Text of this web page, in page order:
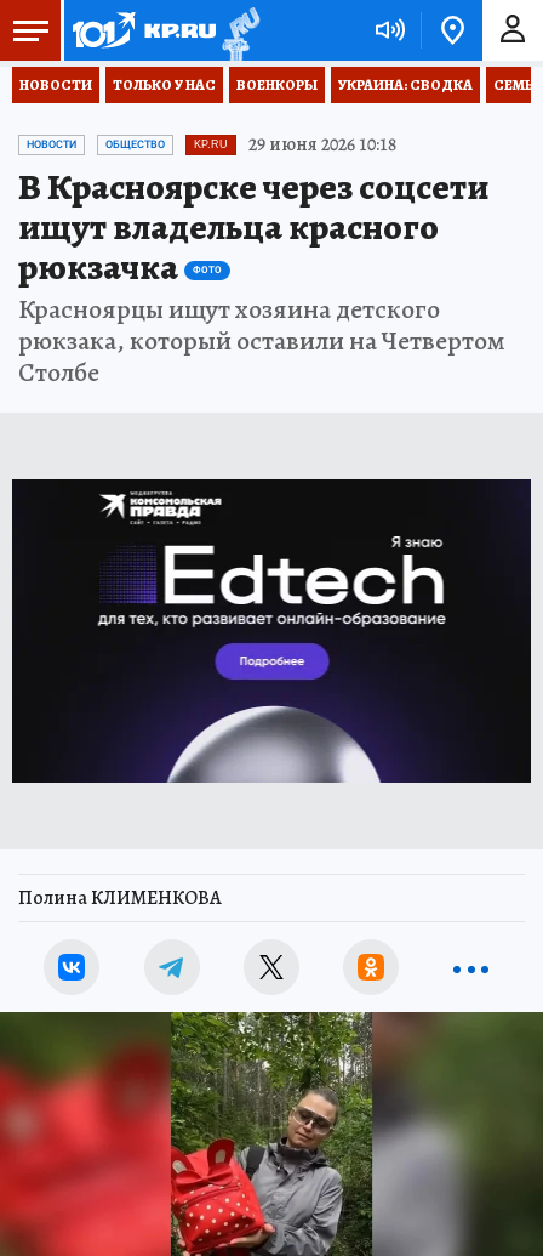
НОВОСТИ ТОЛЬКО У НАС ВОЕНКОРЫ УКРАИНА: СВОДКА
НОВОСТИ ОБЩЕСТВО KP.RU 29 июня 2026 10:18
В Красноярске через соцсети
ищут владельца красного
рюкзачка
ФОТО
Красноярцы ищут хозяина детского
рюкзака, который оставили на Четвертом
Столбе
Полина КЛИМЕНКОВА